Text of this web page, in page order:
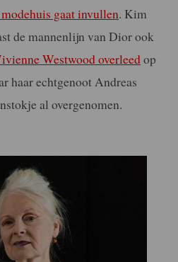
gaat invullen. Kim
de mannenlijn van Dior ook
Westwood overleedop
haar echtgenoot Andreas
al overgenomen.